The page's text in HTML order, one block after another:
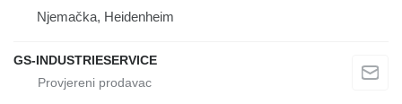
Njemačka, Heidenheim
GS-INDUSTRIESERVICE